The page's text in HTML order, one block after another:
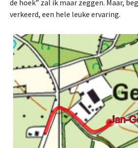
de hoek” zal ik maar zeggen. Maar,
verkeerd, een hele leuke ervaring.